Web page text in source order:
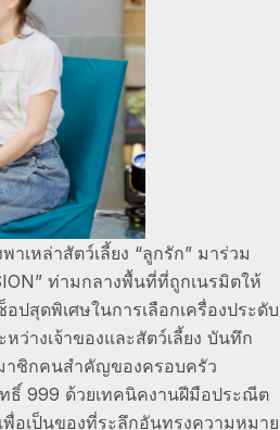
เหล่าสัตว์เลี้ยง “ลูกรัก” มาร่วม
ท่ามกลางพื้นที่ที่ถูกเนรมิตให้
ปสุดพิเศษในการเลือกเครื่องประดับ
างเจ้าของและสัตว์เลี้ยง บันทึก
าชิกคนสำคัญของครอบครัว
ธิ์ 999 ด้วยเทคนิคงานฝีมือประณีต
เป็นของที่ระลึกอันทรงความหมาย